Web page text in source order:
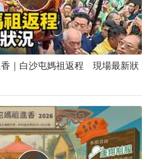
香｜白沙屯媽祖返程 現場最新狀